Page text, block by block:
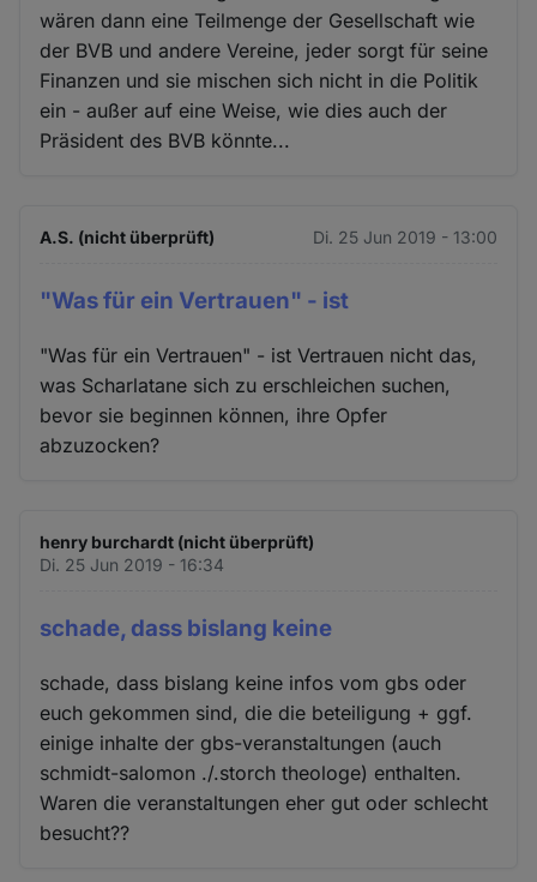
wären dann eine Teilmenge der Gesellschaft wie
der BVB und andere Vereine, jeder sorgt für seine
Finanzen und sie mischen sich nicht in die Politik
ein - außer auf eine Weise, wie dies auch der
Präsident des BVB könnte...
A.S. (nicht überprüft) Di. 25 Jun 2019 - 13:00
"Was für ein Vertrauen" - ist
"Was für ein Vertrauen" - ist Vertrauen nicht das,
was Scharlatane sich zu erschleichen suchen,
bevor sie beginnen können, ihre Opfer
abzuzocken?
henry burchardt (nicht überprüft)
Di. 25 Jun 2019 - 16:34
schade, dass bislang keine
schade, dass bislang keine infos vom gbs oder
euch gekommen sind, die die beteiligung + ggf.
einige inhalte der gbs-veranstaltungen (auch
schmidt-salomon ./.storch theologe) enthalten.
Waren die veranstaltungen eher gut oder schlecht
besucht??